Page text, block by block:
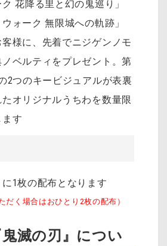
ク 花降る里と幻の鬼巡り」
ォーク 無限城への軌跡」
様に、先着でニジゲンノモ
ベルティをプレゼント。第
2つのキービジュアルが表裏
オリジナルうちわを数量限
す
1枚の配布となります
だく場合はおひとり2枚の配布）
滅の刃』につい